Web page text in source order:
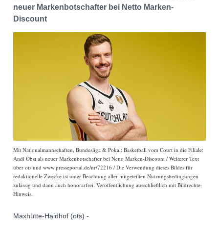
neuer Markenbotschafter bei Netto Marken-
Discount
Mit Nationalmannschaften, Bundesliga & Pokal: Basketball vom Court in die Filiale:
Andi Obst als neuer Markenbotschafter bei Netto Marken-Discount / Weiterer Text
über ots und www.presseportal.de/nr/72216 / Die Verwendung dieses Bildes für
redaktionelle Zwecke ist unter Beachtung aller mitgeteilten Nutzungsbedingungen
zulässig und dann auch honorarfrei. Veröffentlichung ausschließlich mit Bildrechte-
Hinweis.
Maxhütte-Haidhof (ots) -